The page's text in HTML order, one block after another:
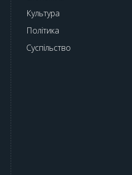
Культура
Політика
Суспільство